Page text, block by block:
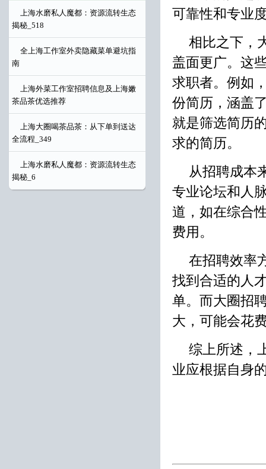
可靠性和专业
相比之下，
盖面更广。这
求职者。例如
份简历，涵盖
就是筛选简历
求的简历。
从招聘成本
专业论坛和人
道，如在综合
费用。
在招聘效率
找到合适的人
单。而大圈招
大，可能会花
综上所述，
业应根据自身
上海水磨私人魔都：资源流转生态
揭秘_518
全上海工作室外卖隐藏菜单避坑指
南
上海外菜工作室招聘信息及上海嫩
茶品茶优选推荐
上海大圈喝茶品茶：从下单到送达
全流程_349
上海水磨私人魔都：资源流转生态
揭秘_6